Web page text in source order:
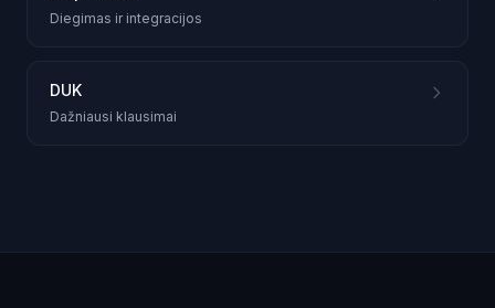
Diegimas ir integracijos
DUK
Dažniausi klausimai